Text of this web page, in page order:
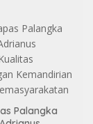
Palangka